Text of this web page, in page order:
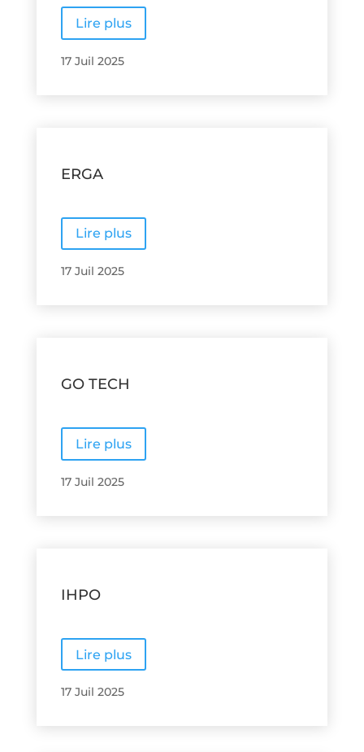
Lire plus
17 Juil 2025
ERGA
Lire plus
17 Juil 2025
GO TECH
Lire plus
17 Juil 2025
IHPO
Lire plus
17 Juil 2025